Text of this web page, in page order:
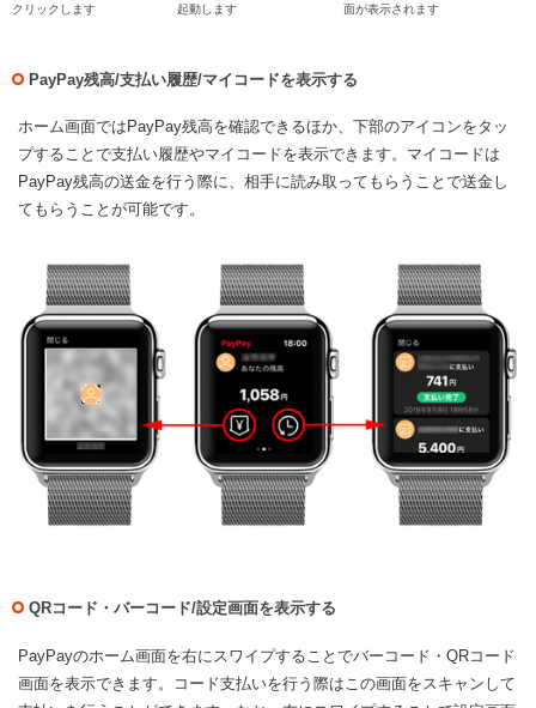
クリックします
起動します
面が表示されます
PayPay残高/支払い履歴/マイコードを表示する
ホーム画面ではPayPay残高を確認できるほか、下部のアイコンをタッ
プすることで支払い履歴やマイコードを表示できます。マイコードは
PayPay残高の送金を行う際に、相手に読み取ってもらうことで送金し
てもらうことが可能です。
QRコード・バーコード/設定画面を表示する
PayPayのホーム画面を右にスワイプすることでバーコード・QRコード
画面を表示できます。コード支払いを行う際はこの画面をスキャンして